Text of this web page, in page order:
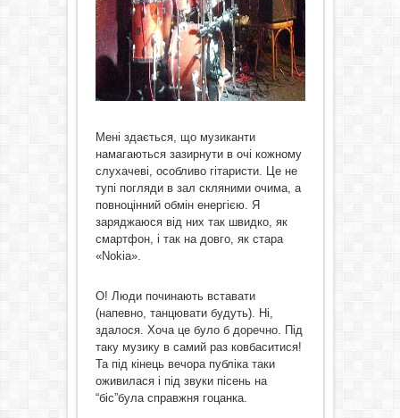
Мені здається, що музиканти
намагаються зазирнути в очі кожному
слухачеві, особливо гітаристи. Це не
тупі погляди в зал скляними очима, а
повноцінний обмін енергією. Я
заряджаюся від них так швидко, як
смартфон, і так на довго, як стара
«Nokia».
О! Люди починають вставати
(напевно, танцювати будуть). Ні,
здалося. Хоча це було б доречно. Під
таку музику в самий раз ковбаситися!
Та під кінець вечора публіка таки
оживилася і під звуки пісень на
“біс”була справжня гоцанка.